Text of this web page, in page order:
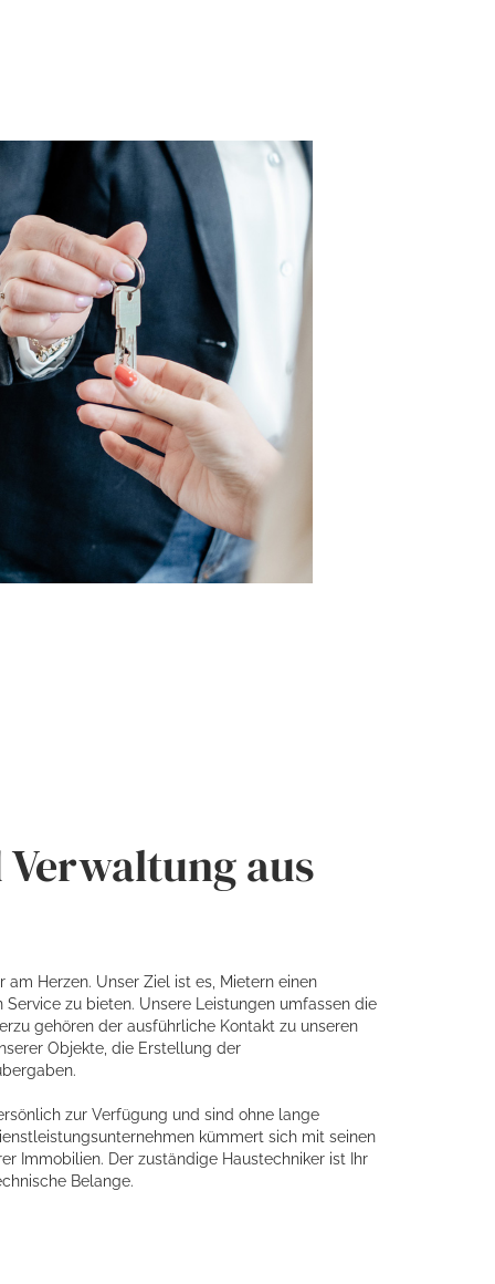
aus
Herzen. Unser Ziel ist es, Mietern einen
zu bieten. Unsere Leistungen umfassen die
gehören der ausführliche Kontakt zu unseren
Objekte, die Erstellung der
zur Verfügung und sind ohne lange
kümmert sich mit seinen
Immobilien. Der zuständige Haustechniker ist Ihr
Belange.